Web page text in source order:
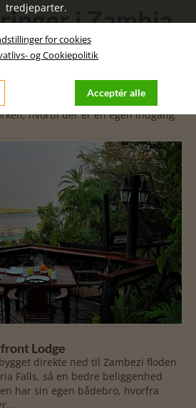
i Zambia
floden
på kun 66 km2 strækker sig 20
med de imponerende Victoria Falls
hvortil der er en egen indgang.
Lodge
direkte ned til Zambezi floden
Falls, så en bedre beliggenhed
har sin egen bådebro, hvorfra
tredjeparter.
for cookies
og Cookiepolitik
Acceptér alle